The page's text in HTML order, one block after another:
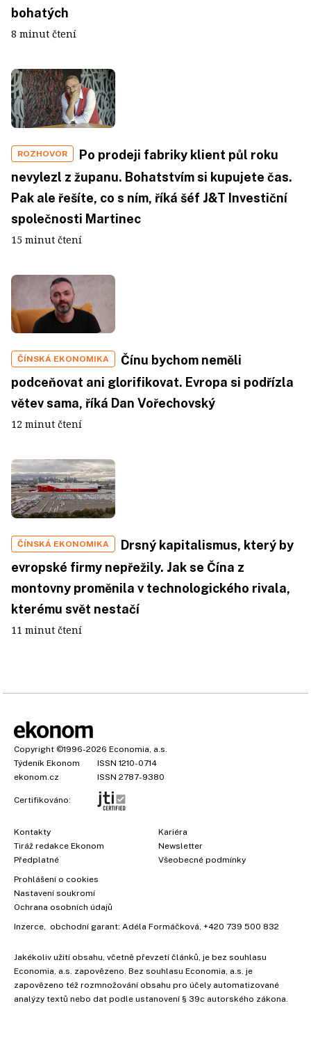
bohatých
8 minut čtení
ROZHOVOR
Po prodeji fabriky klient půl roku
nevylezl z županu. Bohatstvím si kupujete čas.
Pak ale řešíte, co s ním, říká šéf J&T Investiční
společnosti Martinec
15 minut čtení
ČÍNSKÁ EKONOMIKA
Čínu bychom neměli
podceňovat ani glorifikovat. Evropa si podřízla
větev sama, říká Dan Vořechovský
12 minut čtení
ČÍNSKÁ EKONOMIKA
Drsný kapitalismus, který by
evropské firmy nepřežily. Jak se Čína z
montovny proměnila v technologického rivala,
kterému svět nestačí
11 minut čtení
Copyright ©1996-2026 Economia, a.s.
Týdeník Ekonom
ISSN 1210-0714
ekonom.cz
ISSN 2787-9380
Certifikováno:
Kontakty
Tiráž redakce Ekonom
Předplatné
Kariéra
Newsletter
Všeobecné podmínky
Prohlášení o cookies
Nastavení soukromí
Ochrana osobních údajů
Inzerce , obchodní garant: Adéla Formáčková +420 739 500 832
Jakékoliv užití obsahu, včetně převzetí článků, je bez souhlasu
Economia, a.s. zapovězeno. Bez souhlasu Economia, a.s. je
zapovězeno též rozmnožování obsahu pro účely automatizované
analýzy textů nebo dat podle ustanovení § 39c autorského zákona.